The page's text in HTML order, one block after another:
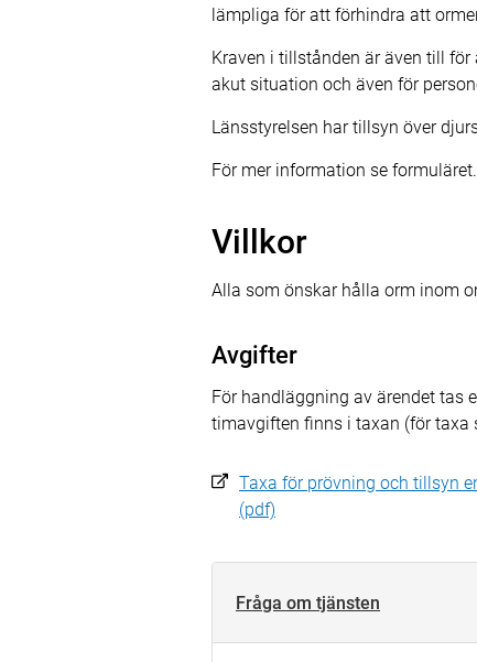
lämpliga för att förhindra att
Kraven i tillstånden är även till
akut situation och även för
Länsstyrelsen har tillsyn över
För mer information se formuläret.
Villkor
Alla som önskar hålla orm inom
Avgifter
För handläggning av ärendet tas
timavgiften finns i taxan (för taxa
Taxa för prövning och tillsyn
(pdf)
Fråga om tjänsten